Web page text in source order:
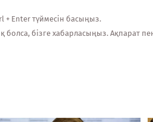
+ Enter түймесін басыңыз.
болса, бізге хабарласыңыз. Ақпарат